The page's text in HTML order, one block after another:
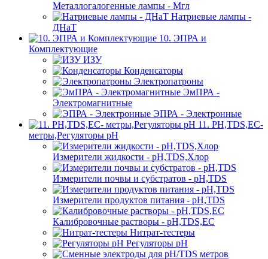
Металлогалогенные лампы - Мгл
Натриевые лампы -
ДНаТ
10. ЭПРА и
Комплектующие
ИЗУ
Конденсаторы
Электропатроны
ЭмПРА -
Электромагнитные
ЭПРА - Электронные
11. PH,TDS,EC-
метры,Регуляторы pН
Измерители жидкости - pH,TDS,Хлор
Измерители почвы и субстратов - pH,TDS
Измерители продуктов питания - pH,TDS
Калибровочные растворы - pH,TDS,EC
Нитрат-тестеры
Регуляторы pН